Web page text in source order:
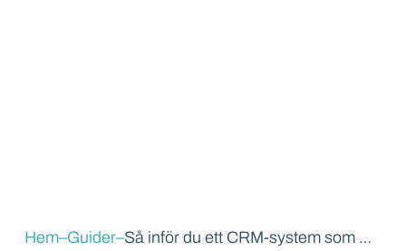
Hem–Guider– Så inför du ett CRM-system som medarbetarna älskar